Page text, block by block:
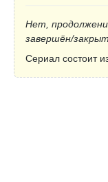
Нет,
завершён/закрыт.
Сериал состоит